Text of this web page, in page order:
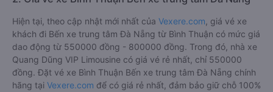
Hiện tại, theo cập nhật mới nhất của Vexere.com , giá vé xe
khách đi Bến xe trung tâm Đà Nẵng từ Bình Thuận có mức giá
dao động từ 550000 đồng - 800000 đồng. Trong đó, nhà xe
Quang Dũng VIP Limousine có giá vé rẻ nhất, chỉ 550000
đồng. Đặt vé xe Bình Thuận Bến xe trung tâm Đà Nẵng chính
hãng tại Vexere.com để có giá rẻ nhất, đảm bảo giữ chỗ 100%